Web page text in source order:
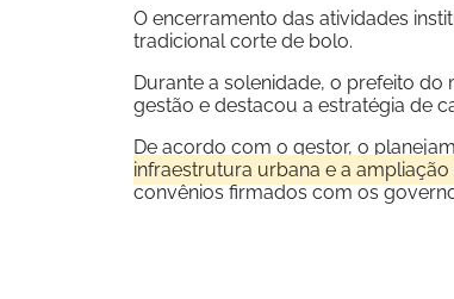
O encerramento das atividades
tradicional corte de bolo.
Durante a solenidade, o prefeito do
gestão e destacou a estratégia de
De acordo com o gestor, o
infraestrutura urbana e a
convênios firmados com os